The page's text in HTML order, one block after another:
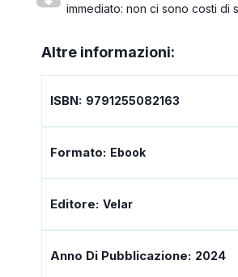
immediato: non ci sono costi di
Altre informazioni:
ISBN: 9791255082163
Formato: Ebook
Editore: Velar
Anno Di Pubblicazione: 2024